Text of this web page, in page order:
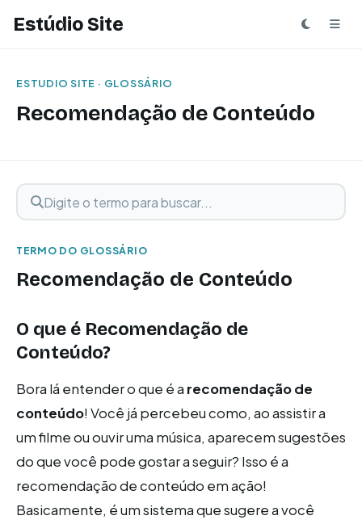
Estúdio Site
ESTUDIO SITE · GLOSSÁRIO
Recomendação de Conteúdo
Buscar termo
Digite o termo para buscar
TERMO DO GLOSSÁRIO
Recomendação de Conteúdo
O que é Recomendação de
Conteúdo?
Bora lá entender o que é a recomendação de
conteúdo! Você já percebeu como, ao assistir a
um filme ou ouvir uma música, aparecem sugestões
do que você pode gostar a seguir? Isso é a
recomendação de conteúdo em ação!
Basicamente, é um sistema que sugere a você